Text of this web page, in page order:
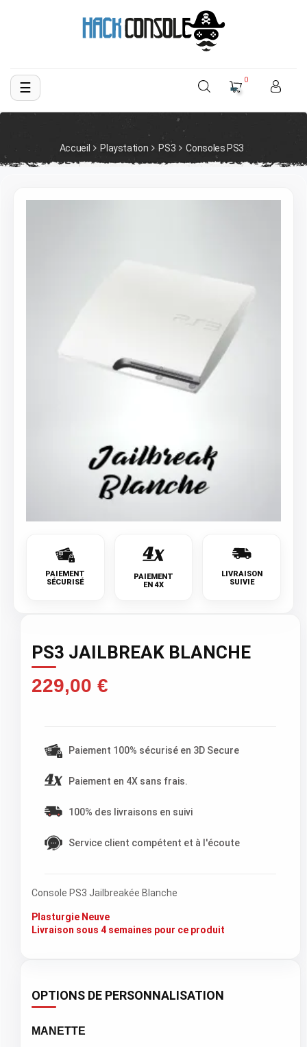
Basculer
☰ 0
Accueil Playstation PS3 Consoles PS3
PAIEMENT
SÉCURISÉ
PAIEMENT
EN 4X
LIVRAISON
SUIVIE
OPTIONS DE PERSONNALISATION
MANETTE
PS3 JAILBREAK BLANCHE
229,00 €
Paiement 100% sécurisé en 3D Secure
Paiement en 4X sans frais.
100% des livraisons en suivi
Service client compétent et à l'écoute
Console PS3 Jailbreakée Blanche
Plasturgie Neuve
Livraison sous 4 semaines pour ce produit